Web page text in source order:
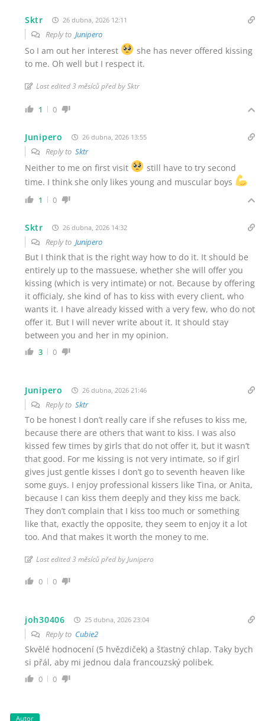
Sktr 26 dubna, 2026 12:11
Reply to Junipero
So I am out her interest
she has never offered kissing
to me. Oh well but I respect it.
Last edited 3 měsíců před by Sktr
1 0
Junipero 26 dubna, 2026 13:55
Reply to Sktr
Neither to me on first visit
still have to try second
time. I think she only likes young and muscular boys
1 0
Sktr 26 dubna, 2026 14:32
Reply to Junipero
But I think that is the right way how to do it. It should be
entirely up to the massuese, whether she will offer you
kissing (which is very intimate) or not. Because by offering
it officialy, she kind of has to kiss with every client, who
wants it. I have already kissed with a very few, who do not
offer it. But I will never write about it. It should stay
between you and her in my opinion.
3 0
Junipero 26 dubna, 2026 21:46
Reply to Sktr
To be honest I don’t really care if she refuses to kiss me,
because there are others that want to kiss. I was also
kissed few times by girls that do not offer it, but it wasn’t
that good. For me kissing is not very intimate, so if girl
gives just gentle kisses I don’t go to seventh heaven like
some guys. I enjoy professional kissers like Tina, or Anita,
because I can kiss them deeply and they kiss me back.
They don’t complain that I kiss too much or something
like that, exactly the opposite, they seem to enjoy it a lot
too. And that makes it worth the money to me.
Last edited 3 měsíců před by Junipero
0 0
joh30406 25 dubna, 2026 23:04
Reply to Cubie2
Skvělé hodnocení (5 hvězdiček) a šťastný chlap. Taky bych
si přál, aby mi jednou dala francouzský polibek.
0 0
Autor